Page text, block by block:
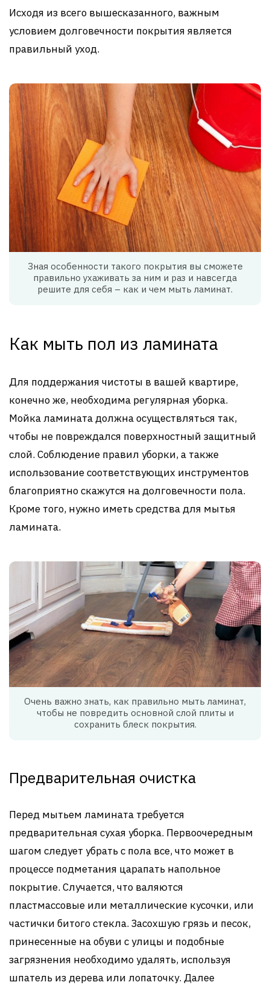
Исходя из всего вышесказанного, важным
условием долговечности покрытия является
правильный уход.
Зная особенности такого покрытия вы сможете
правильно ухаживать за ним и раз и навсегда
решите для себя – как и чем мыть ламинат.
Как мыть пол из ламината
Для поддержания чистоты в вашей квартире,
конечно же, необходима регулярная уборка.
Мойка ламината должна осуществляться так,
чтобы не повреждался поверхностный защитный
слой. Соблюдение правил уборки, а также
использование соответствующих инструментов
благоприятно скажутся на долговечности пола.
Кроме того, нужно иметь средства для мытья
ламината.
Очень важно знать, как правильно мыть ламинат,
чтобы не повредить основной слой плиты и
сохранить блеск покрытия.
Предварительная очистка
Перед мытьем ламината требуется
предварительная сухая уборка. Первоочередным
шагом следует убрать с пола все, что может в
процессе подметания царапать напольное
покрытие. Случается, что валяются
пластмассовые или металлические кусочки, или
частички битого стекла. Засохшую грязь и песок,
принесенные на обуви с улицы и подобные
загрязнения необходимо удалять, используя
шпатель из дерева или лопаточку. Далее